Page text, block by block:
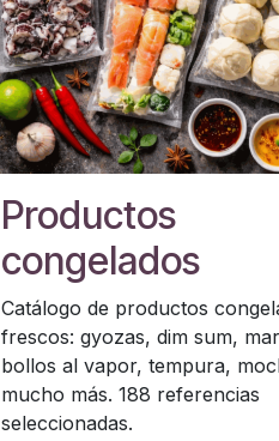
Productos
congelados
Catálogo de productos
frescos: gyozas, dim sum,
bollos al vapor, tempura,
mucho más. 188 referencias
seleccionadas.